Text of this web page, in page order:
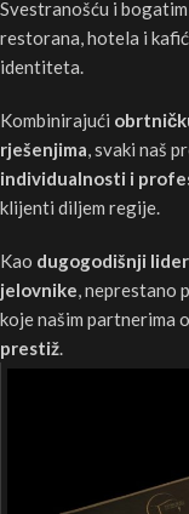
Svestranošću i
restorana, hotela i
identiteta.
Kombinirajući
rješenjima, svaki naš
individualnosti i
klijenti diljem regije.
Kao dugogodišnji
jelovnike, neprestano
koje našim partnerima
prestiž.